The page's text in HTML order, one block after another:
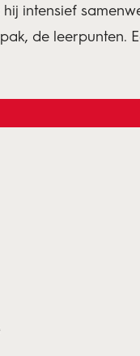
intensief
de leerpunten.